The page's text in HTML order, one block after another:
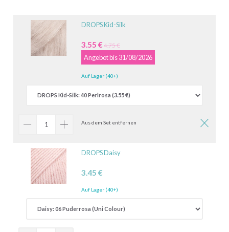
DROPS Kid-Silk
3.55 €4.75 €
Angebot bis 31/08/2026
Auf Lager (40+)
Aus dem Set entfernen
DROPS Daisy
3.45 €
Auf Lager (40+)